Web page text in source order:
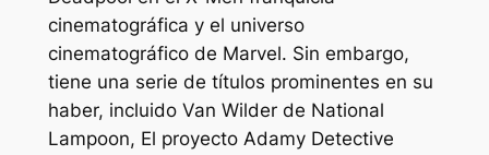
cinematográfica y el universo
cinematográfico de Marvel. Sin embargo,
tiene una serie de títulos prominentes en su
haber, incluido Van Wilder de National
Lampoon, El proyecto Adamy Detective